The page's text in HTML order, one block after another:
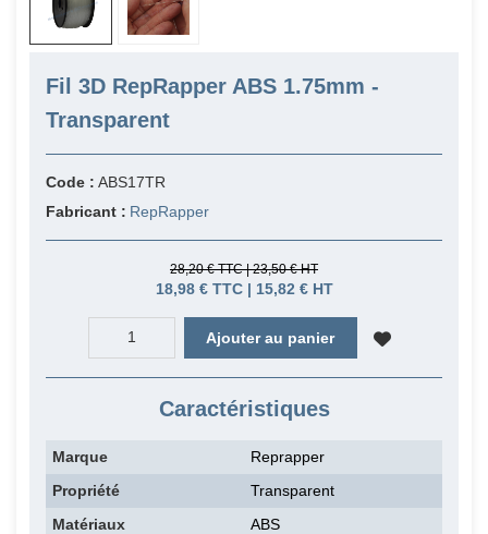
Fil 3D RepRapper ABS 1.75mm -
Transparent
Code : ABS17TR
Fabricant : RepRapper
28,20 € TTC | 23,50 € HT
18,98 € TTC | 15,82 € HT
Ajouter au panier
Caractéristiques
Marque
Reprapper
Propriété
Transparent
Matériaux
ABS